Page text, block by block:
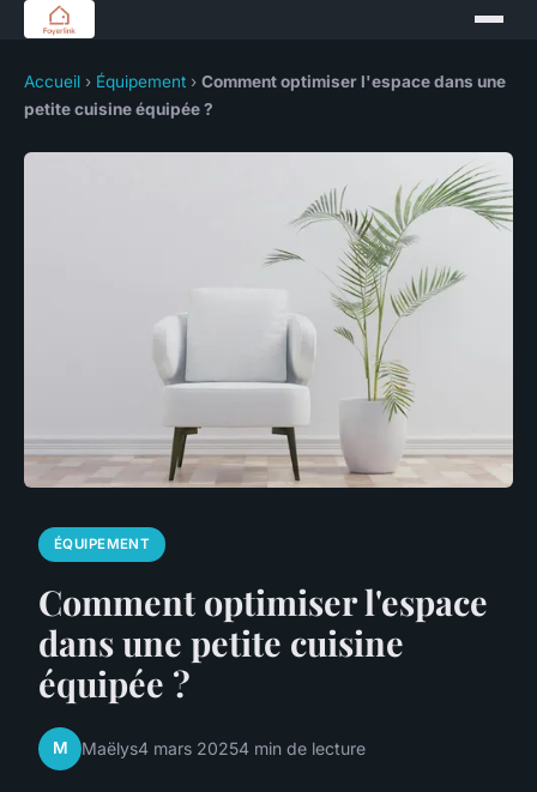
Accueil › Équipement › Comment optimiser l'espace dans une
petite cuisine équipée ?
ÉQUIPEMENT
Comment optimiser l'espace
dans une petite cuisine
équipée ?
M Maëlys4 mars 20254 min de lecture